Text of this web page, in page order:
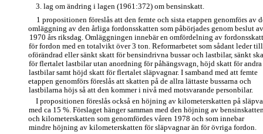
3. lag om ändring i lagen (1961:372) om bensinskatt.
1 propositionen föreslås att den femte och sista etappen genomförs av
omläggning av den årliga fordonsskatten som påbörjades genom beslut av
1970 års riksdag. Omläggningen innebär en omfördelning av
för fordon med en totalvikt över 3 ton. Reformarbetet som sådant leder till
oförändrad eller sänkt skatt för bensindrivna bussar och lastbilar, sänkt
för flertalet lastbilar utan anordning för påhängsvagn, höjd skatt för andra
lastbilar samt höjd skatt för flertalet släpvagnar. I samband med att femte
etappen genomförs föreslås att skatten på de allra lättaste bussarna och
lastbilarna höjs så att den kommer i nivå med motsvarande personbilar.
I propositionen föreslås också en höjning av kilometerskatten på
med ca 15 %. Förslaget hänger samman med den höjning av
och kilometerskatten som genomfördes våren 1978 och som innebar
mindre höjning av kilometerskatten för släpvagnar än för övriga fordon.